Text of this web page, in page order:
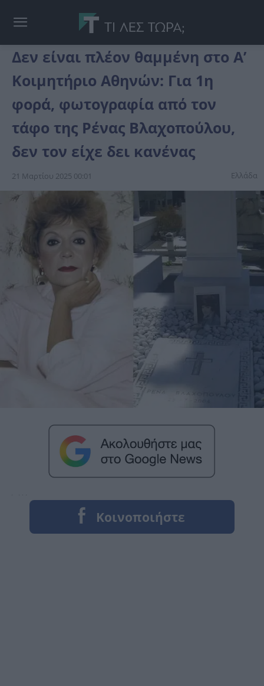
Δεν είναι πλέον θαμμένη στο Α’
Κοιμητήριο Αθηνών: Για 1η
φορά, φωτογραφία από τον
τάφο της Ρένας Βλαχοπούλου,
δεν τον είχε δει κανένας
21 Μαρτίου 2025 00:01 Ελλάδα